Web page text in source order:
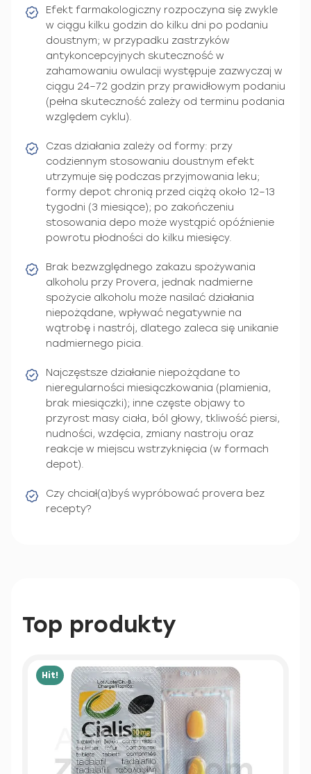
Efekt farmakologiczny rozpoczyna się zwykle
w ciągu kilku godzin do kilku dni po podaniu
doustnym; w przypadku zastrzyków
antykoncepcyjnych skuteczność w
zahamowaniu owulacji występuje zazwyczaj w
ciągu 24–72 godzin przy prawidłowym podaniu
(pełna skuteczność zależy od terminu podania
względem cyklu).
Czas działania zależy od formy: przy
codziennym stosowaniu doustnym efekt
utrzymuje się podczas przyjmowania leku;
formy depot chronią przed ciążą około 12–13
tygodni (3 miesiące); po zakończeniu
stosowania depo może wystąpić opóźnienie
powrotu płodności do kilku miesięcy.
Brak bezwzględnego zakazu spożywania
alkoholu przy Provera, jednak nadmierne
spożycie alkoholu może nasilać działania
niepożądane, wpływać negatywnie na
wątrobę i nastrój, dlatego zaleca się unikanie
nadmiernego picia.
Najczęstsze działanie niepożądane to
nieregularności miesiączkowania (plamienia,
brak miesiączki); inne częste objawy to
przyrost masy ciała, ból głowy, tkliwość piersi,
nudności, wzdęcia, zmiany nastroju oraz
reakcje w miejscu wstrzyknięcia (w formach
depot).
Czy chciał(a)byś wypróbować provera bez
recepty?
Top produkty
Hit!